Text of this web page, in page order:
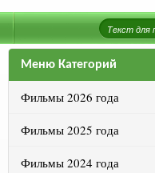
Меню Категорий
Фильмы 2026 года
Фильмы 2025 года
Фильмы 2024 года